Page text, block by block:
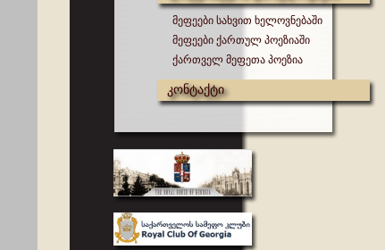
მეფეები სახვით ხელოვნებაში
მეფეები ქართულ პოეზიაში
ქართველ მეფეთა პოეზია
კონტაქტი